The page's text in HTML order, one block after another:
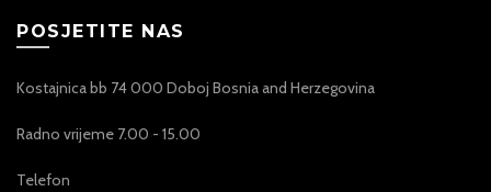
POSJETITE NAS
Kostajnica bb 74 000 Doboj Bosnia and Herzegovina
Radno vrijeme 7.00 - 15.00
Telefon